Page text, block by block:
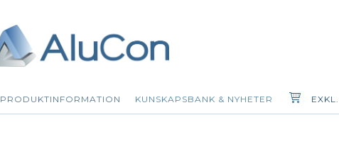
PRODUKTINFORMATION KUNSKAPSBANK & NYHETER